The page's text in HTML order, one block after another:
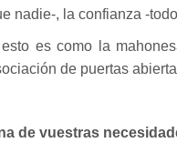
nadie-, la confianza -
es como la
de puertas
de vuestras